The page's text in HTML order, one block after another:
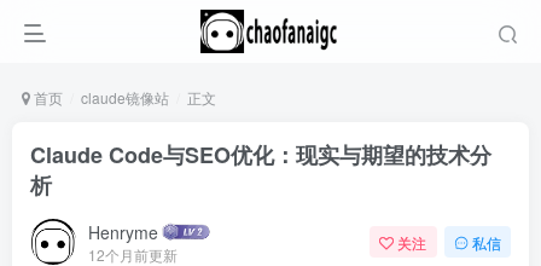
首页 claude镜像站 正文
Claude Code与SEO优化：现实与期望的技术分
析
Henryme
12个月前更新
关注 私信